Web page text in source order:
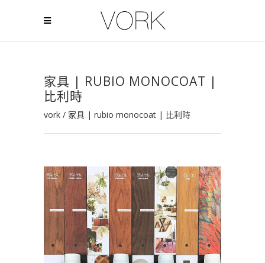
家具 | RUBIO MONOCOAT |
比利時
vork / 家具 | rubio monocoat | 比利時